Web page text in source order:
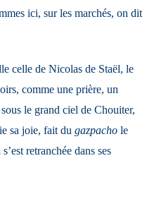
ici, sur les marchés, on dit
celle de Nicolas de Staël, le
comme une prière, un
le grand ciel de Chouiter,
sa joie, fait du gazpacho le
retranchée dans ses